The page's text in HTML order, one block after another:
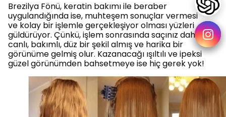
Brezilya Fönü, keratin bakımı ile beraber
uygulandığında ise, muhteşem sonuçlar vermesi
ve kolay bir işlemle gerçekleşiyor olması yüzleri
güldürüyor. Çünkü, işlem sonrasında saçınız daha
canlı, bakımlı, düz bir şekil almış ve harika bir
görünüme gelmiş olur. Kazanacağı ışıltılı ve ipeksi
güzel görünümden bahsetmeye ise hiç gerek yok!